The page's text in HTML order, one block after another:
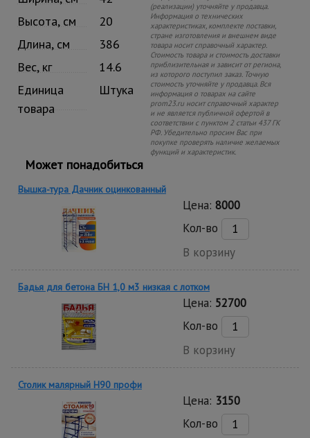
Высота, см
20
Длина, см
386
Вес, кг
14.6
Единица
товара
Штука
(реализации) уточняйте у продавца.
Информация о технических
характеристиках, комплекте поставки,
стране изготовления и внешнем виде
товара носит справочный характер.
Стоимость товара и стоимость доставки
приблизительная и зависит от региона,
из которого поступил заказ. Точную
стоимость уточняйте у продавца. Вся
информация о товарах на сайте
prom23.ru носит справочный характер
и не является публичной офертой в
соответствии с пунктом 2 статьи 437 ГК
РФ. Убедительно просим Вас при
покупке проверять наличие желаемых
функций и характеристик.
Может понадобиться
Вышка-тура Дачник оцинкованный
Цена: 8000
Кол-во
В корзину
Бадья для бетона БН 1,0 м3 низкая c лотком
Цена: 52700
Кол-во
В корзину
Столик малярный H90 профи
Цена: 3150
Кол-во